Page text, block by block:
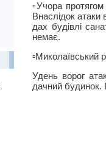
▫️Учора
Внаслідок
дах будівлі
немає.
▫️Миколаївський
Удень ворог
дачний